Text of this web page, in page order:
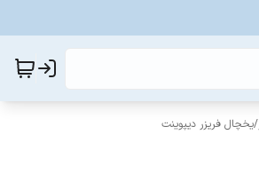
/یخچال فریزر دیپوینت